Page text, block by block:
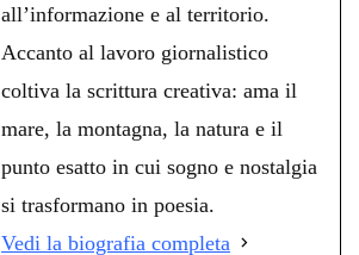
all’informazione e al territorio.
Accanto al lavoro giornalistico
coltiva la scrittura creativa: ama il
mare, la montagna, la natura e il
punto esatto in cui sogno e nostalgia
si trasformano in poesia.
Vedi la biografia completa